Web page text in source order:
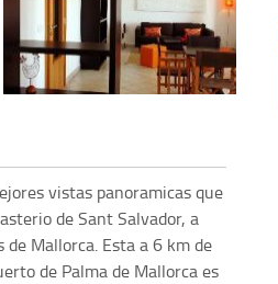
vistas panoramicas que
de Sant Salvador, a
Mallorca. Esta a 6 km de
de Palma de Mallorca es